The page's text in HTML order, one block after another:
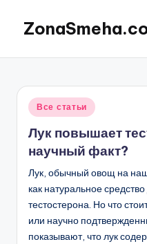
Перейти
содержимому
питание
Опубликовано
Все статьи
Лук повышает
научный факт?
Лук, обычный овощ на
как натуральное
тестостерона. Но что
или научно
показывают, что лук